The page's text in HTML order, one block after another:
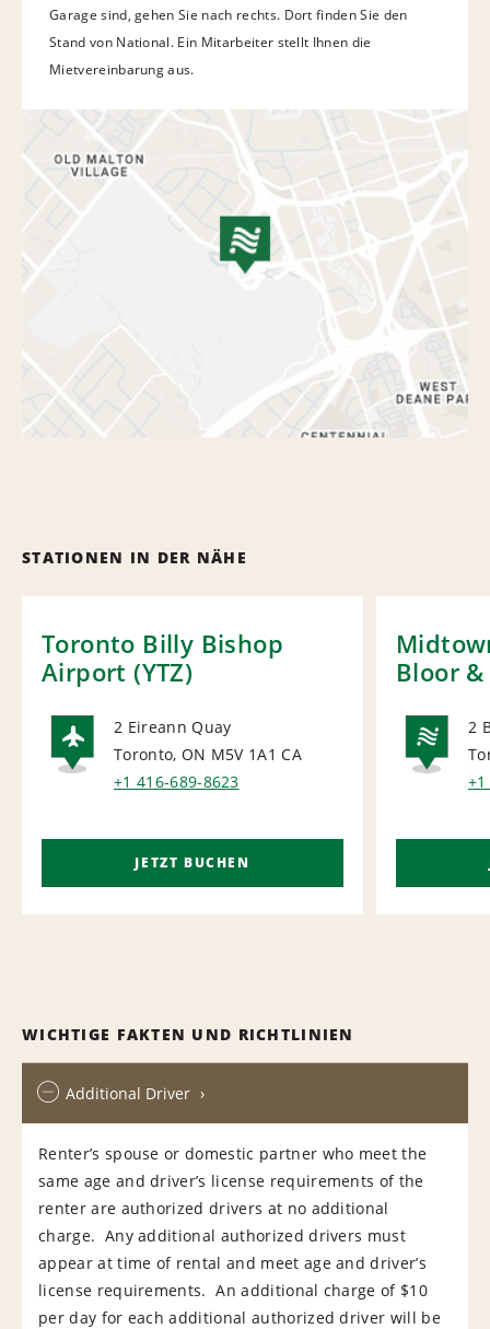
Garage sind, gehen Sie nach rechts. Dort finden Sie den
Stand von National. Ein Mitarbeiter stellt Ihnen die
Mietvereinbarung aus.
STATIONEN IN DER NÄHE
Toronto Billy Bishop
Airport (YTZ)
AIRPORT
2 Eireann Quay
Toronto, ON M5V 1A1 CA
+1 416-689-8623
JETZT BUCHEN
Bloor
2
WICHTIGE FAKTEN UND RICHTLINIEN
Additional Driver
Renter’s spouse or domestic partner who meet the
same age and driver’s license requirements of the
renter are authorized drivers at no additional
charge. Any additional authorized drivers must
appear at time of rental and meet age and driver’s
license requirements. An additional charge of $10
per day for each additional authorized driver will be